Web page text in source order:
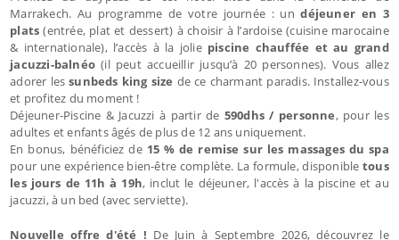
Marrakech. Au programme de votre journée : undéjeuner en 3
plats (entrée, plat et dessert) à choisir à l’ardoise (cuisine marocaine
& internationale), l’accès à la jolie piscine chauffée et au grand
jacuzzi-balnéo(il peut accueillir jusqu’à 20 personnes). Vous allez
adorer lessunbeds king size de ce charmant paradis. Installez-vous
et profitez du moment !
Déjeuner-Piscine & Jacuzzi à partir de 590dhs / personne, pour les
adultes et enfants âgés de plus de 12 ans uniquement.
En bonus, bénéficiez de 15 % de remise sur les massages du spa
pour une expérience bien-être complète. La formule, disponibletous
les jours de 11h à 19h, inclut le déjeuner, l'accès à la piscine et au
jacuzzi, à un bed (avec serviette).
Nouvelle offre d'été ! De Juin à Septembre 2026, découvrez le